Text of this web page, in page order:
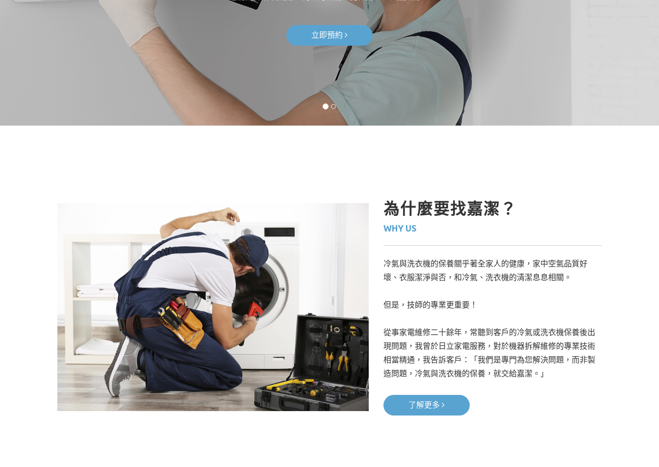
為什麼要找嘉潔？
WHY US
冷氣與洗衣機的保養關乎著全家人的健康，家中空氣品質好
壞、衣服潔淨與否，和冷氣、洗衣機的清潔息息相關。
但是，技師的專業更重要！
從事家電維修二十餘年，常聽到客戶的冷氣或洗衣機保養後出
現問題，我曾於日立家電服務，對於機器拆解維修的專業技術
相當精通，我告訴客戶：「我們是專門為您解決問題，而非製
造問題，冷氣與洗衣機的保養，就交給嘉潔。」
了解更多